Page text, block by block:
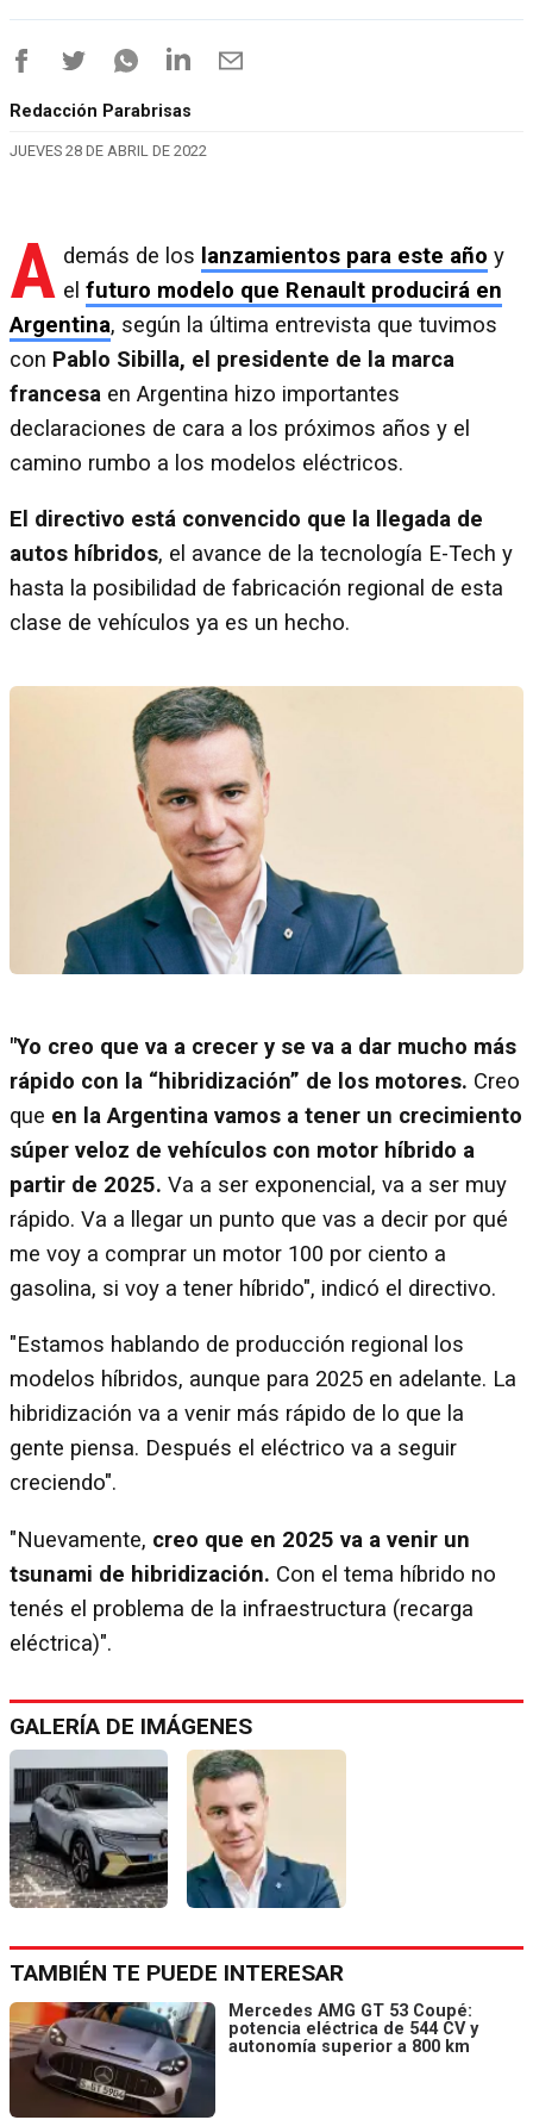
Redacción Parabrisas
JUEVES 28 DE ABRIL DE 2022
A demás de los lanzamientos para este año y
el futuro modelo que Renault producirá en
Argentina, según la última entrevista que tuvimos
con Pablo Sibilla, el presidente de la marca
francesa en Argentina hizo importantes
declaraciones de cara a los próximos años y el
camino rumbo a los modelos eléctricos.
El directivo está convencido que la llegada de
autos híbridos, el avance de la tecnología E-Tech y
hasta la posibilidad de fabricación regional de esta
clase de vehículos ya es un hecho.
"Yo creo que va a crecer y se va a dar mucho más
rápido con la “hibridización” de los motores. Creo
que en la Argentina vamos a tener un crecimiento
súper veloz de vehículos con motor híbrido a
partir de 2025. Va a ser exponencial, va a ser muy
rápido. Va a llegar un punto que vas a decir por qué
me voy a comprar un motor 100 por ciento a
gasolina, si voy a tener híbrido", indicó el directivo.
"Estamos hablando de producción regional los
modelos híbridos, aunque para 2025 en adelante. La
hibridización va a venir más rápido de lo que la
gente piensa. Después el eléctrico va a seguir
creciendo".
"Nuevamente, creo que en 2025 va a venir un
tsunami de hibridización. Con el tema híbrido no
tenés el problema de la infraestructura (recarga
eléctrica)".
GALERÍA DE IMÁGENES
TAMBIÉN TE PUEDE INTERESAR
Mercedes AMG GT 53 Coupé:
potencia eléctrica de 544 CV y
autonomía superior a 800 km